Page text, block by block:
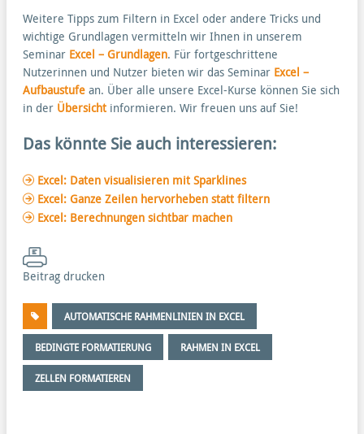
Weitere Tipps zum Filtern in Excel oder andere Tricks und
wichtige Grundlagen vermitteln wir Ihnen in unserem
Seminar Excel – Grundlagen. Für fortgeschrittene
Nutzerinnen und Nutzer bieten wir das Seminar Excel –
Aufbaustufe an. Über alle unsere Excel-Kurse können Sie sich
in der Übersicht informieren. Wir freuen uns auf Sie!
Das könnte Sie auch interessieren:
Excel: Daten visualisieren mit Sparklines
Excel: Ganze Zeilen hervorheben statt filtern
Excel: Berechnungen sichtbar machen
Beitrag drucken
AUTOMATISCHE RAHMENLINIEN IN EXCEL
BEDINGTE FORMATIERUNG RAHMEN IN EXCEL
ZELLEN FORMATIEREN